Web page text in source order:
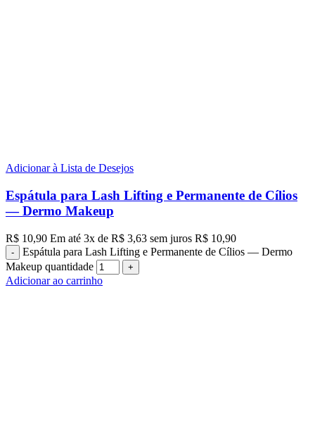
Adicionar à Lista de Desejos
Espátula para Lash Lifting e Permanente de Cílios
— Dermo Makeup
R$ 10,90 Em até 3x de R$ 3,63 sem juros R$ 10,90
Espátula para Lash Lifting e Permanente de Cílios — Dermo
Makeup quantidade
Adicionar ao carrinho